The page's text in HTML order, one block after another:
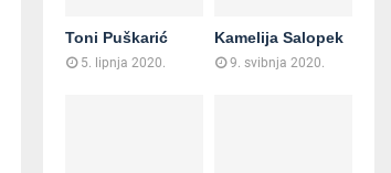
Toni Puškarić
5. lipnja 2020.
Kamelija Salopek
9. svibnja 2020.